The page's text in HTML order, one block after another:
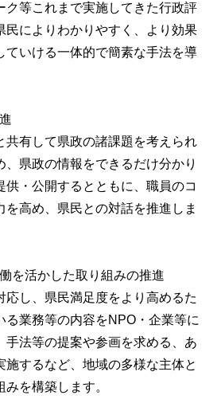
ク等これまで実施してきた行政評
民によりわかりやすく、より効果
ていける一体的で簡素な手法を導
共有して県政の諸課題を考えられ
、県政の情報をできるだけ分かり
供・公開するとともに、職員のコ
を高め、県民との対話を推進しま
を活かした取り組みの推進
応し、県民満足度をより高めるた
る業務等の内容をNPO・企業等に
手法等の提案や参画を求める、あ
施するなど、地域の多様な主体と
を構築します。